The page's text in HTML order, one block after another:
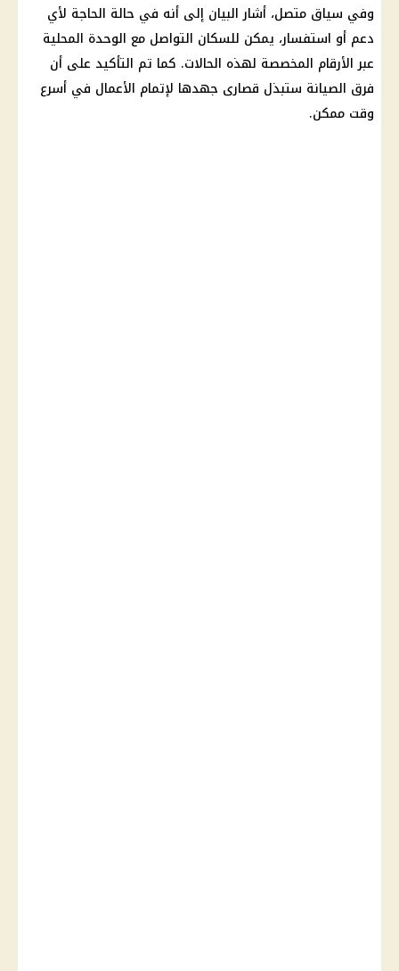
وفي سياق متصل، أشار البيان إلى أنه في حالة الحاجة لأي
دعم أو استفسار، يمكن للسكان التواصل مع الوحدة المحلية
عبر الأرقام المخصصة لهذه الحالات. كما تم التأكيد على أن
فرق الصيانة ستبذل قصارى جهدها لإتمام الأعمال في أسرع
وقت ممكن.